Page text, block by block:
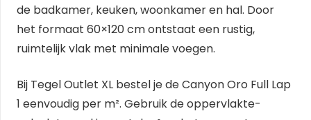
de badkamer, keuken, woonkamer en hal. Door
het formaat 60×120 cm ontstaat een rustig,
ruimtelijk vlak met minimale voegen.
Bij Tegel Outlet XL bestel je de Canyon Oro Full Lap
1 eenvoudig per m². Gebruik de oppervlakte-